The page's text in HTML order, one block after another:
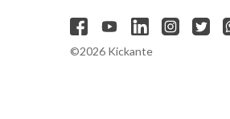
©2026 Kickante